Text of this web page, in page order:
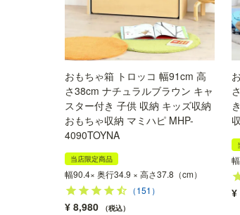
おもちゃ箱 トロッコ 幅91cm 高
さ38cm ナチュラルブラウン キャ
スター付き 子供 収納 キッズ収納
おもちゃ収納 マミハピ MHP-
4090TOYNA
当店限定商品
幅90.4× 奥行34.9 × 高さ37.8（cm）
（151）
¥ 8,980 税込
¥